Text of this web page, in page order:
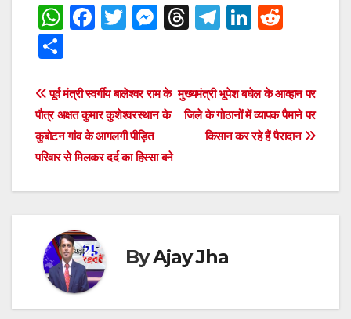
W
s
A
p
p
F
e
b
o
o
k
T
er
M
e
n
er
T
a
d
T
gr
a
m
Li
e
dI
n
di
t
ar
e
Post
navigation
मुख्यमंत्री भूपेश बघेल के आव्हान पर
जिले के गोठानों में व्यापक पैमाने पर
किसान कर रहे हैं पैरादान
पूर्व मंत्री स्वर्गीय बालेश्वर राम के
पौत्र अक्षत कुमार कुशेश्वरस्थान के
कुबोटन गांव के आगलगी पीड़ित
परिवार से मिलकर दर्द का हिस्सा बने
ByAjay Jha